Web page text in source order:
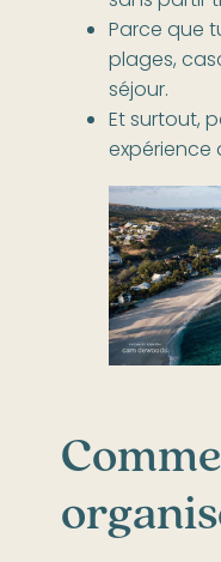
Parce que
plages,
séjour.
Et surtout,
expérience